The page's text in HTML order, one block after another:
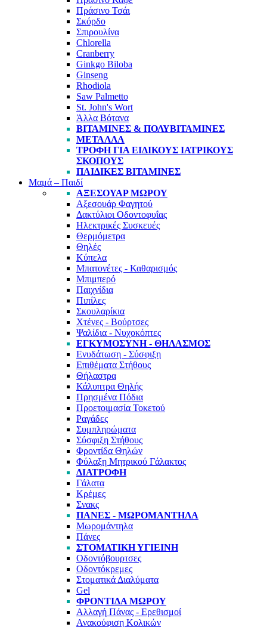
Πράσινο Τσάι
Σκόρδο
Σπιρουλίνα
Chlorella
Cranberry
Ginkgo Biloba
Ginseng
Rhodiola
Saw Palmetto
St. John's Wort
Άλλα Βότανα
ΒΙΤΑΜΊΝΕΣ & ΠΟΛΥΒΙΤΑΜΊΝΕΣ
ΜΈΤΑΛΛΑ
ΤΡΟΦΉ ΓΙΑ ΕΙΔΙΚΟΎΣ ΙΑΤΡΙΚΟΎΣ
ΣΚΟΠΟΎΣ
ΠΑΙΔΙΚΈΣ ΒΙΤΑΜΊΝΕΣ
Μαμά – Παιδί
ΑΞΕΣΟΥΆΡ ΜΩΡΟΎ
Αξεσουάρ Φαγητού
Δακτύλιοι Οδοντοφυΐας
Ηλεκτρικές Συσκευές
Θερμόμετρα
Θηλές
Κύπελα
Μπατονέτες - Καθαρισμός
Μπιμπερό
Παιχνίδια
Πιπίλες
Σκουλαρίκια
Χτένες - Βούρτσες
Ψαλίδια - Νυχοκόπτες
ΕΓΚΥΜΟΣΎΝΗ - ΘΗΛΑΣΜΌΣ
Ενυδάτωση - Σύσφιξη
Επιθέματα Στήθους
Θήλαστρα
Κάλυπτρα Θηλής
Πρησμένα Πόδια
Προετοιμασία Τοκετού
Ραγάδες
Συμπληρώματα
Σύσφιξη Στήθους
Φροντίδα Θηλών
Φύλαξη Μητρικού Γάλακτος
ΔΙΑΤΡΟΦΉ
Γάλατα
Κρέμες
Σνακς
ΠΆΝΕΣ - ΜΩΡΟΜΆΝΤΗΛΑ
Μωρομάντηλα
Πάνες
ΣΤΟΜΑΤΙΚΉ ΥΓΙΕΙΝΉ
Οδοντόβουρτσες
Οδοντόκρεμες
Στοματικά Διαλύματα
Gel
ΦΡΟΝΤΊΔΑ ΜΩΡΟΎ
Αλλαγή Πάνας - Ερεθισμοί
Ανακούφιση Κολικών